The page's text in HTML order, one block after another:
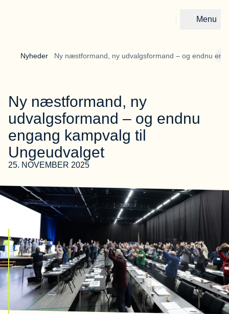
Menu
Nyheder Ny næstformand, ny udvalgsformand – og endnu
Ny næstformand, ny
udvalgsformand – og endnu
engang kampvalg til
Ungeudvalget
25. NOVEMBER 2025